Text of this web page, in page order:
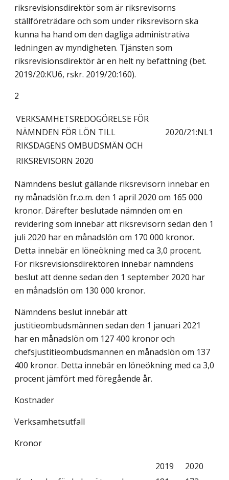
riksrevisionsdirektör som är riksrevisorns
ställföreträdare och som under riksrevisorn ska
kunna ha hand om den dagliga administrativa
ledningen av myndigheten. Tjänsten som
riksrevisionsdirektör är en helt ny befattning (bet.
2019/20:KU6, rskr. 2019/20:160).
2
VERKSAMHETSREDOGÖRELSE FÖR
NÄMNDEN FÖR LÖN TILL
RIKSDAGENS OMBUDSMÄN OCH
2020/21:NL1
RIKSREVISORN 2020
Nämndens beslut gällande riksrevisorn innebar en
ny månadslön fr.o.m. den 1 april 2020 om 165 000
kronor. Därefter beslutade nämnden om en
revidering som innebär att riksrevisorn sedan den 1
juli 2020 har en månadslön om 170 000 kronor.
Detta innebär en löneökning med ca 3,0 procent.
För riksrevisionsdirektören innebär nämndens
beslut att denne sedan den 1 september 2020 har
en månadslön om 130 000 kronor.
Nämndens beslut innebär att
justitieombudsmännen sedan den 1 januari 2021
har en månadslön om 127 400 kronor och
chefsjustitieombudsmannen en månadslön om 137
400 kronor. Detta innebär en löneökning med ca 3,0
procent jämfört med föregående år.
Kostnader
Verksamhetsutfall
Kronor
2019
2020